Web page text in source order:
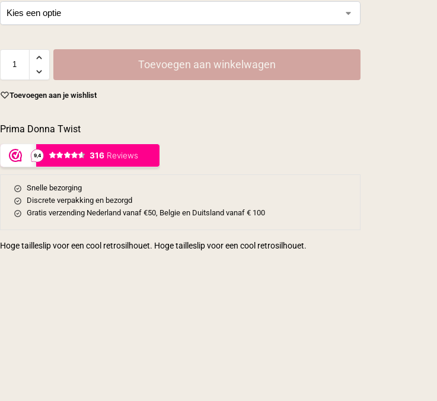
Toevoegen aan winkelwagen
Toevoegen aan je wishlist
Prima Donna Twist
Snelle bezorging
Discrete verpakking en bezorgd
Gratis verzending Nederland vanaf €50, Belgie en Duitsland vanaf € 100
Hoge tailleslip voor een cool retrosilhouet. Hoge tailleslip voor een cool retrosilhouet.